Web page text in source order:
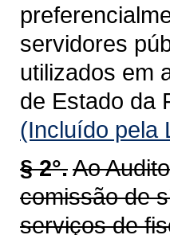
servidores
utilizados em
de Estado da
(Incluído pela
§ 2°.Ao
comissão de
serviços de